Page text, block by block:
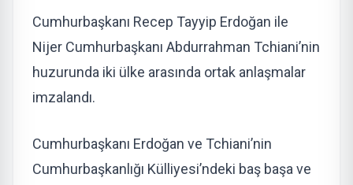
Cumhurbaşkanı Recep Tayyip Erdoğan ile
Nijer Cumhurbaşkanı Abdurrahman Tchiani’nin
huzurunda iki ülke arasında ortak anlaşmalar
imzalandı.
Cumhurbaşkanı Erdoğan ve Tchiani’nin
Cumhurbaşkanlığı Külliyesi’ndeki baş başa ve